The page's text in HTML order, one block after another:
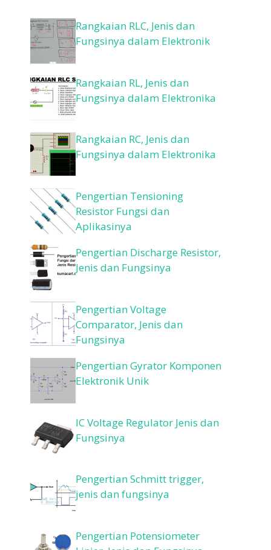
Rangkaian RLC, Jenis dan
Fungsinya dalam Elektronik
Rangkaian RL, Jenis dan
Fungsinya dalam Elektronika
Rangkaian RC, Jenis dan
Fungsinya dalam Elektronika
Pengertian Tensioning
Resistor Fungsi dan
Aplikasinya
Pengertian Discharge Resistor,
Jenis dan Fungsinya
Pengertian Voltage
Comparator, Jenis dan
Fungsinya
Pengertian Gyrator Komponen
Elektronik Unik
IC Voltage Regulator Jenis dan
Fungsinya
Pengertian Schmitt trigger,
jenis dan fungsinya
Pengertian Potensiometer